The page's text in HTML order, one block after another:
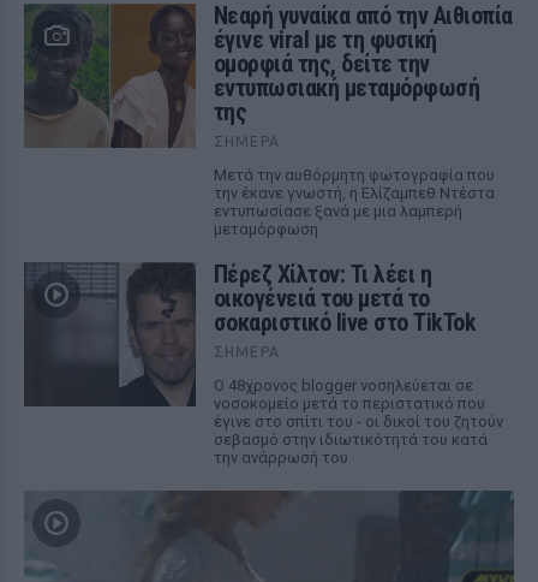
Νεαρή γυναίκα από την Αιθιοπία
έγινε viral με τη φυσική
ομορφιά της, δείτε την
εντυπωσιακή μεταμόρφωσή
της
ΣΉΜΕΡΑ
Μετά την αυθόρμητη φωτογραφία που
την έκανε γνωστή, η Ελίζαμπεθ Ντέστα
εντυπωσίασε ξανά με μια λαμπερή
μεταμόρφωση
Πέρεζ Χίλτον: Τι λέει η
οικογένειά του μετά το
σοκαριστικό live στο TikTok
ΣΉΜΕΡΑ
Ο 48χρονος blogger νοσηλεύεται σε
νοσοκομείο μετά το περιστατικό που
έγινε στο σπίτι του - οι δικοί του ζητούν
σεβασμό στην ιδιωτικότητά του κατά
την ανάρρωσή του